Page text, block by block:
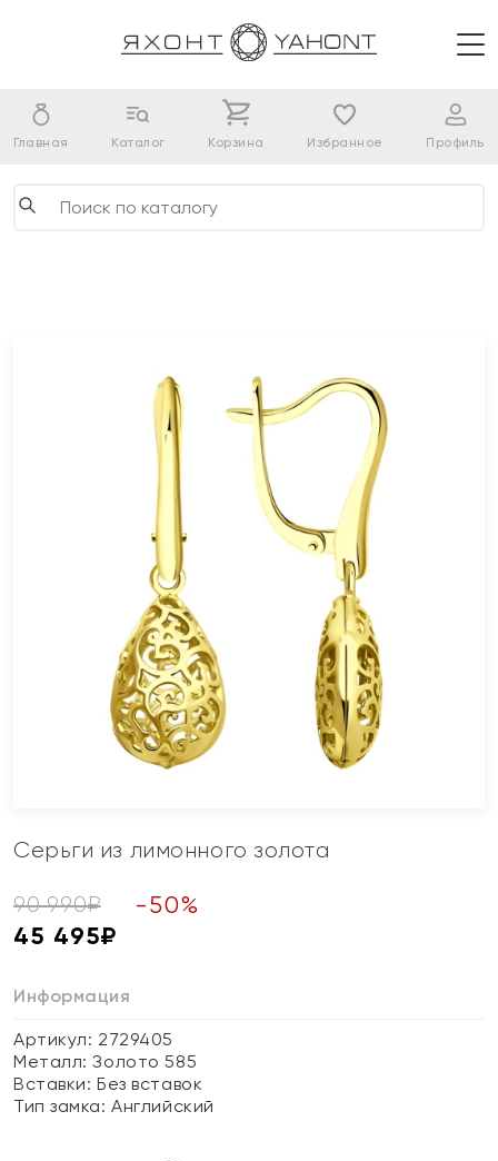
Главная Каталог Корзина Избранное Профиль
Серьги из лимонного золота
90 990₽ -50%
45 495₽
Информация
Артикул: 2729405
Металл:Золото 585
Вставки:Без вставок
Тип замка:Английский